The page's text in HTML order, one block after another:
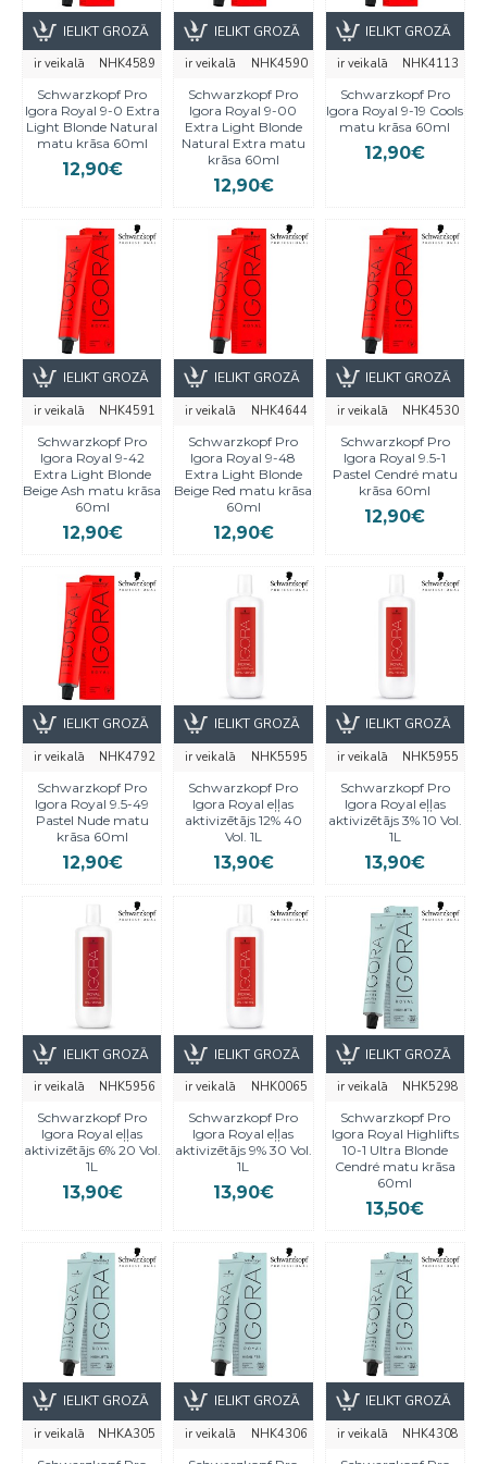
ir veikalā
NHK4589
Schwarzkopf Pro
Igora Royal 9-0 Extra
Light Blonde Natural
matu krāsa 60ml
12,90€
IELIKT GROZĀ
ir veikalā
NHK4590
Schwarzkopf Pro
Igora Royal 9-00
Extra Light Blonde
Natural Extra matu
krāsa 60ml
12,90€
IELIKT GROZĀ
ir veikalā
NHK4113
Schwarzkopf Pro
Igora Royal 9-19 Cools
matu krāsa 60ml
12,90€
IELIKT GROZĀ
ir veikalā
NHK4591
Schwarzkopf Pro
Igora Royal 9-42
Extra Light Blonde
Beige Ash matu krāsa
60ml
12,90€
IELIKT GROZĀ
ir veikalā
NHK4644
Schwarzkopf Pro
Igora Royal 9-48
Extra Light Blonde
Beige Red matu krāsa
60ml
12,90€
IELIKT GROZĀ
ir veikalā
NHK4530
Schwarzkopf Pro
Igora Royal 9.5-1
Pastel Cendré matu
krāsa 60ml
12,90€
IELIKT GROZĀ
ir veikalā
NHK4792
Schwarzkopf Pro
Igora Royal 9.5-49
Pastel Nude matu
krāsa 60ml
12,90€
IELIKT GROZĀ
ir veikalā
NHK5595
Schwarzkopf Pro
Igora Royal eļļas
aktivizētājs 12% 40
Vol. 1L
13,90€
IELIKT GROZĀ
ir veikalā
NHK5955
Schwarzkopf Pro
Igora Royal eļļas
aktivizētājs 3% 10 Vol.
1L
13,90€
IELIKT GROZĀ
ir veikalā
NHK5956
Schwarzkopf Pro
Igora Royal eļļas
aktivizētājs 6% 20 Vol.
1L
13,90€
IELIKT GROZĀ
ir veikalā
NHK0065
Schwarzkopf Pro
Igora Royal eļļas
aktivizētājs 9% 30 Vol.
1L
13,90€
IELIKT GROZĀ
ir veikalā
NHK5298
Schwarzkopf Pro
Igora Royal Highlifts
10-1 Ultra Blonde
Cendré matu krāsa
60ml
13,50€
IELIKT GROZĀ
ir veikalā
NHKA305
IELIKT GROZĀ
ir veikalā
NHK4306
IELIKT GROZĀ
ir veikalā
NHK4308
IELIKT GROZĀ